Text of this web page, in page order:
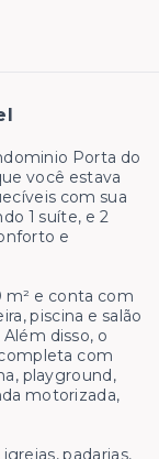
Porta do
você estava
com sua
1 suíte, e 2
e
m² e conta com
piscina e salão
disso, o
com
playground,
motorizada,
padarias,